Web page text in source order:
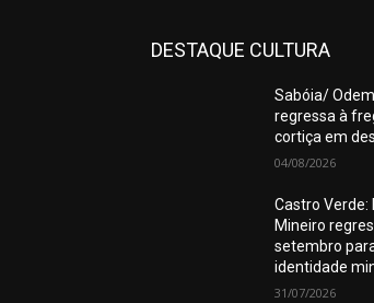
DESTAQUE CULTURA
Sabóia/
regressa à
cortiça em
04/08/2026
Castro Verde:
Mineiro
setembro
identidade
31/07/2026